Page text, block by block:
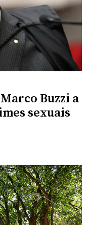
Buzzi a
sexuais